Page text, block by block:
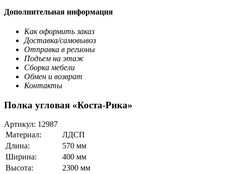
Дополнительная информация
Как оформить заказ
Доставка/самовывоз
Отправка в регионы
Подъем на этаж
Сборка мебели
Обмен и возврат
Контакты
Полка угловая «Коста-Рика»
Артикул: 12987
Материал:
ЛДСП
Длина:
570 мм
Ширина:
400 мм
Высота:
2300 мм